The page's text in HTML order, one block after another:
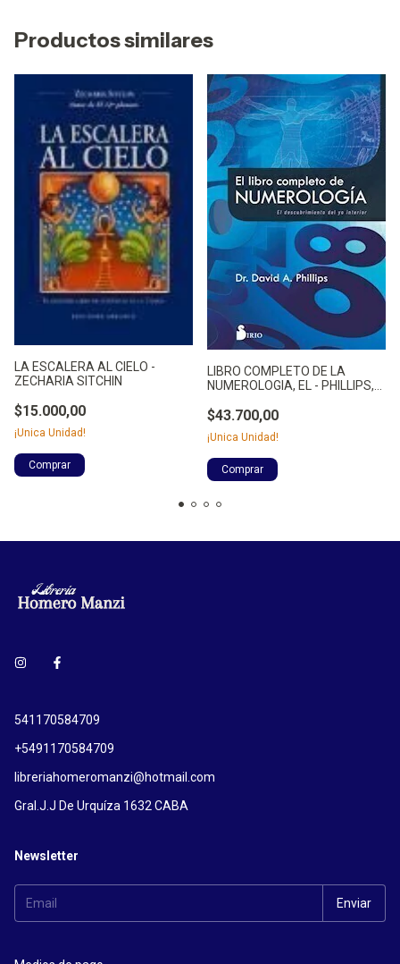
Productos similares
LA ESCALERA AL CIELO -
ZECHARIA SITCHIN
$15.000,00
¡Unica Unidad!
LIBRO COMPLETO DE LA
NUMEROLOGIA, EL - PHILLIPS,
$43.700,00
¡Unica Unidad!
541170584709
+5491170584709
libreriahomeromanzi@hotmail.com
Gral.J.J De Urquíza 1632 CABA
Newsletter